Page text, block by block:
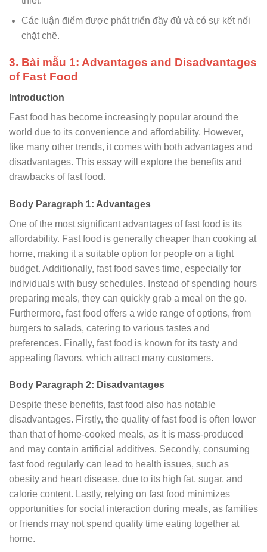
Các luận điểm được phát triển đầy đủ và có sự kết nối
chặt chẽ.
3. Bài mẫu 1: Advantages and Disadvantages
of Fast Food
Introduction
Fast food has become increasingly popular around the
world due to its convenience and affordability. However,
like many other trends, it comes with both advantages and
disadvantages. This essay will explore the benefits and
drawbacks of fast food.
Body Paragraph 1: Advantages
One of the most significant advantages of fast food is its
affordability. Fast food is generally cheaper than cooking at
home, making it a suitable option for people on a tight
budget. Additionally, fast food saves time, especially for
individuals with busy schedules. Instead of spending hours
preparing meals, they can quickly grab a meal on the go.
Furthermore, fast food offers a wide range of options, from
burgers to salads, catering to various tastes and
preferences. Finally, fast food is known for its tasty and
appealing flavors, which attract many customers.
Body Paragraph 2: Disadvantages
Despite these benefits, fast food also has notable
disadvantages. Firstly, the quality of fast food is often lower
than that of home-cooked meals, as it is mass-produced
and may contain artificial additives. Secondly, consuming
fast food regularly can lead to health issues, such as
obesity and heart disease, due to its high fat, sugar, and
calorie content. Lastly, relying on fast food minimizes
opportunities for social interaction during meals, as families
or friends may not spend quality time eating together at
home.